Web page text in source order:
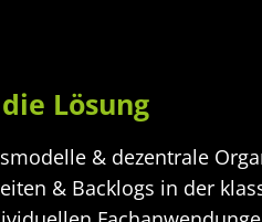
Lösung
& dezentrale
& Backlogs in der